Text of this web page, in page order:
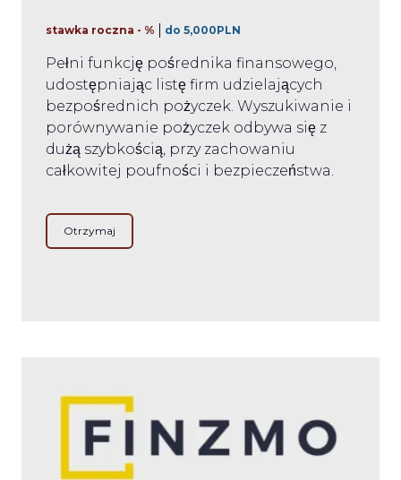
stawka roczna - % do 5,000PLN
Pełni funkcję pośrednika finansowego,
udostępniając listę firm udzielających
bezpośrednich pożyczek. Wyszukiwanie i
porównywanie pożyczek odbywa się z
dużą szybkością, przy zachowaniu
całkowitej poufności i bezpieczeństwa.
Otrzymaj